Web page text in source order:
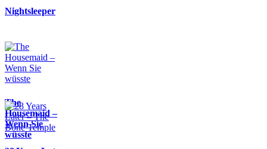
Nightsleeper
The
Housemaid –
Wenn Sie
wüsste